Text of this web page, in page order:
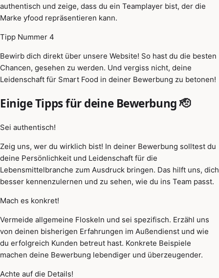
authentisch und zeige, dass du ein Teamplayer bist, der die
Marke yfood repräsentieren kann.
Tipp Nummer 4
Bewirb dich direkt über unsere Website! So hast du die besten
Chancen, gesehen zu werden. Und vergiss nicht, deine
Leidenschaft für Smart Food in deiner Bewerbung zu betonen!
Einige Tipps für deine Bewerbung 🫡
Sei authentisch!
Zeig uns, wer du wirklich bist! In deiner Bewerbung solltest du
deine Persönlichkeit und Leidenschaft für die
Lebensmittelbranche zum Ausdruck bringen. Das hilft uns, dich
besser kennenzulernen und zu sehen, wie du ins Team passt.
Mach es konkret!
Vermeide allgemeine Floskeln und sei spezifisch. Erzähl uns
von deinen bisherigen Erfahrungen im Außendienst und wie
du erfolgreich Kunden betreut hast. Konkrete Beispiele
machen deine Bewerbung lebendiger und überzeugender.
Achte auf die Details!